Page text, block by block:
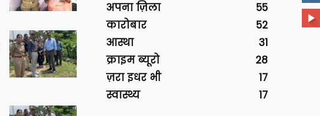
अपना ज़िला
55
कारोबार
52
आस्था
31
क्राइम ब्यूरो
28
ज़रा इधर भी
17
स्वास्थ्य
17